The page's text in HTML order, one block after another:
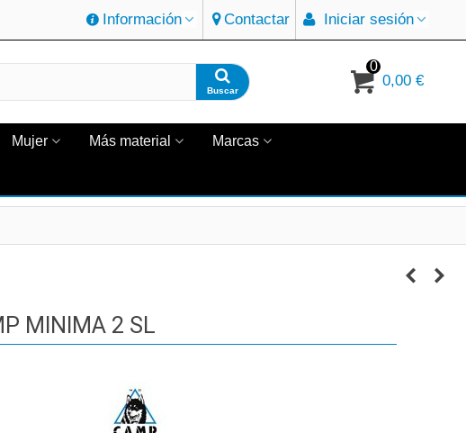
Información Contactar Iniciar sesión
Buscar
0
0,00 €
Mujer Más material Marcas
MINIMA 2 SL